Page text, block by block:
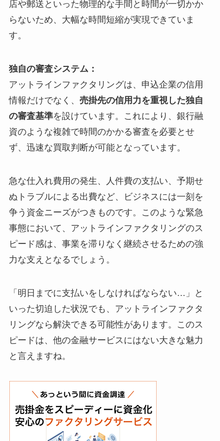
店や郵送といった物理的な手間と時間が一切かか
らないため、大幅な時間短縮が実現できていま
す。
独自の審査システム：
アットラインファクタリングは、申込企業の信用
情報だけでなく、 売掛先の信用力を重視した独自
の審査基準を設けています。これにより、銀行融
資のような複雑で時間のかかる審査を必要とせ
ず、迅速な買取判断が可能となっています。
急な仕入れ費用の発生、人件費の支払い、予期せ
ぬトラブルによる出費など、ビジネスには一刻を
争う資金ニーズがつきものです。このような緊急
事態において、アットラインファクタリングのス
ピード感は、事業を滞りなく継続させるための強
力な支えとなるでしょう。
「明日までに支払いをしなければならない…」と
いった切迫した状況でも、アットラインファクタ
リングなら解決できる可能性があります。このス
ピードは、他の金融サービスにはない大きな魅力
と言えますね。